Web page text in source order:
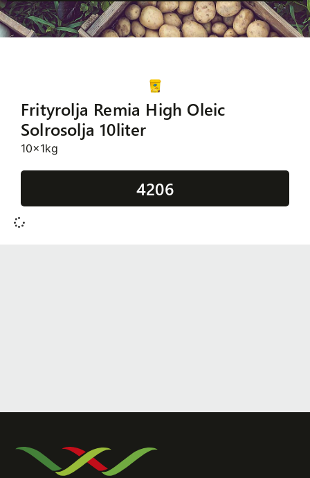
Frityrolja Remia High Oleic
Solrosolja 10liter
10x1kg
4206